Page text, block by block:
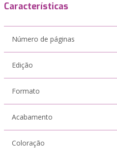
Características
Número de páginas
Edição
Formato
Acabamento
Coloração